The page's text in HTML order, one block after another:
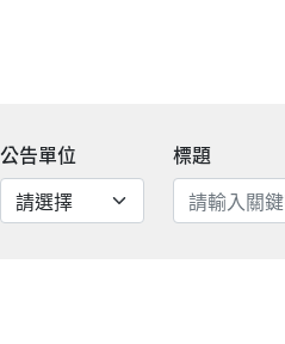
公告單位
標題